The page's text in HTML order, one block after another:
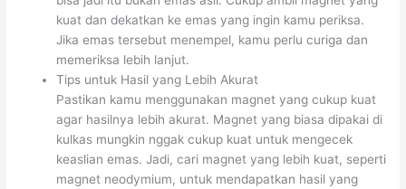
kuat dan dekatkan ke emas yang ingin kamu periksa.
Jika emas tersebut menempel, kamu perlu curiga dan
memeriksa lebih lanjut.
Tips untuk Hasil yang Lebih Akurat
Pastikan kamu menggunakan magnet yang cukup kuat
agar hasilnya lebih akurat. Magnet yang biasa dipakai di
kulkas mungkin nggak cukup kuat untuk mengecek
keaslian emas. Jadi, cari magnet yang lebih kuat, seperti
magnet neodymium, untuk mendapatkan hasil yang